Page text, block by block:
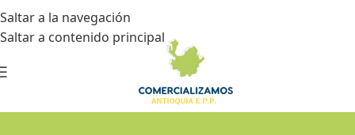
Saltar a la navegación
Saltar a contenido principal